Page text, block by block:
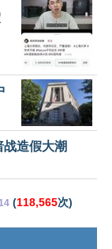
造假大潮
(118,565次)